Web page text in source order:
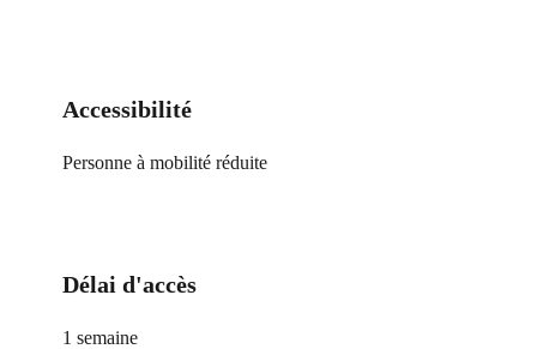
Accessibilité
Personne à mobilité réduite
Délai d'accès
1 semaine